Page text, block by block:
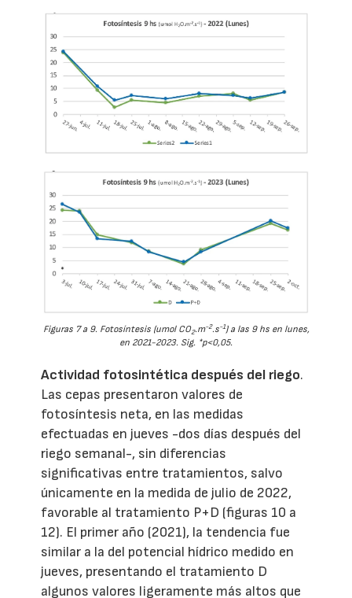
Figuras 7 a 9. Fotosíntesis (umol CO2.m-2.s-1) a las 9 hs en lunes,
en 2021-2023. Sig. *p<0,05.
Actividad fotosintética después del riego.
Las cepas presentaron valores de
fotosíntesis neta, en las medidas
efectuadas en jueves -dos días después del
riego semanal-, sin diferencias
significativas entre tratamientos, salvo
únicamente en la medida de julio de 2022,
favorable al tratamiento P+D (figuras 10 a
12). El primer año (2021), la tendencia fue
similar a la del potencial hídrico medido en
jueves, presentando el tratamiento D
algunos valores ligeramente más altos que